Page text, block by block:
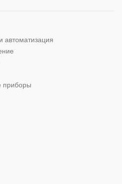
автоматизация
приборы